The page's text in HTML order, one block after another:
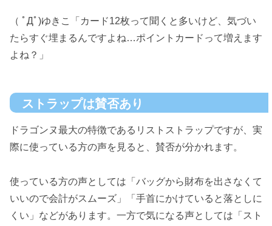
（ ﾟДﾟ)ゆきこ「カード12枚って聞くと多いけど、気づい
たらすぐ埋まるんですよね…ポイントカードって増えます
よね？」
ストラップは賛否あり
ドラゴンヌ最大の特徴であるリストストラップですが、実
際に使っている方の声を見ると、賛否が分かれます。
使っている方の声としては「バッグから財布を出さなくて
いいので会計がスムーズ」「手首にかけていると落としに
くい」などがあります。一方で気になる声としては「スト